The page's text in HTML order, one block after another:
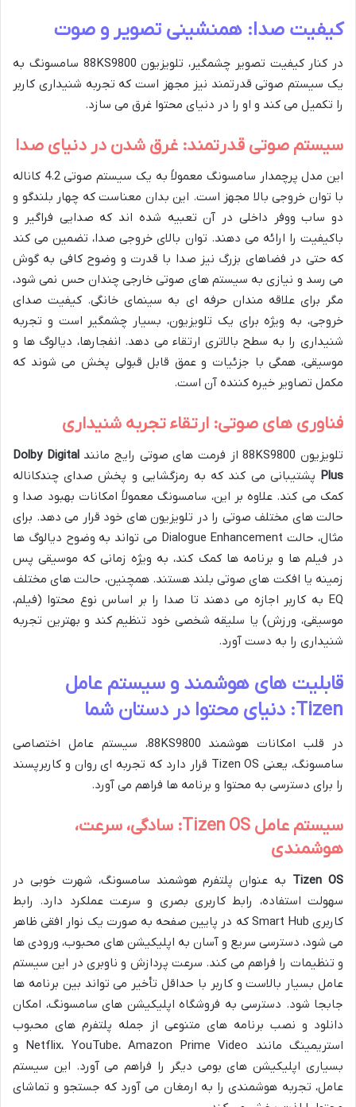
کیفیت صدا: همنشینی تصویر و صوت
در کنار کیفیت تصویر چشمگیر، تلویزیون 88KS9800 سامسونگ به
یک سیستم صوتی قدرتمند نیز مجهز است که تجربه شنیداری کاربر
را تکمیل می کند و او را در دنیای محتوا غرق می سازد.
سیستم صوتی قدرتمند: غرق شدن در دنیای صدا
این مدل پرچمدار سامسونگ معمولاً به یک سیستم صوتی 4.2 کاناله
با توان خروجی بالا مجهز است. این بدان معناست که چهار بلندگو و
دو ساب ووفر داخلی در آن تعبیه شده اند که صدایی فراگیر و
باکیفیت را ارائه می دهند. توان بالای خروجی صدا، تضمین می کند
که حتی در فضاهای بزرگ نیز صدا با قدرت و وضوح کافی به گوش
می رسد و نیازی به سیستم های صوتی خارجی چندان حس نمی شود،
مگر برای علاقه مندان حرفه ای به سینمای خانگی. کیفیت صدای
خروجی، به ویژه برای یک تلویزیون، بسیار چشمگیر است و تجربه
شنیداری را به سطح بالاتری ارتقاء می دهد. انفجارها، دیالوگ ها و
موسیقی، همگی با جزئیات و عمق قابل قبولی پخش می شوند که
مکمل تصاویر خیره کننده آن است.
فناوری های صوتی: ارتقاء تجربه شنیداری
تلویزیون 88KS9800 از فرمت های صوتی رایج مانند
Dolby Digital
Plus پشتیبانی می کند که به رمزگشایی و پخش صدای چندکاناله
کمک می کند. علاوه بر این، سامسونگ معمولاً امکانات بهبود صدا و
حالت های مختلف صوتی را در تلویزیون های خود قرار می دهد. برای
مثال، حالت Dialogue Enhancement می تواند به وضوح دیالوگ ها
در فیلم ها و برنامه ها کمک کند، به ویژه زمانی که موسیقی پس
زمینه یا افکت های صوتی بلند هستند. همچنین، حالت های مختلف
EQ به کاربر اجازه می دهند تا صدا را بر اساس نوع محتوا (فیلم،
موسیقی، ورزش) یا سلیقه شخصی خود تنظیم کند و بهترین تجربه
شنیداری را به دست آورد.
قابلیت های هوشمند و سیستم عامل
Tizen: دنیای محتوا در دستان شما
در قلب امکانات هوشمند 88KS9800، سیستم عامل اختصاصی
سامسونگ، یعنی Tizen OS قرار دارد که تجربه ای روان و کاربرپسند
را برای دسترسی به محتوا و برنامه ها فراهم می آورد.
سیستم عامل Tizen OS: سادگی، سرعت،
هوشمندی
Tizen OS به عنوان پلتفرم هوشمند سامسونگ، شهرت خوبی در
سهولت استفاده، رابط کاربری بصری و سرعت عملکرد دارد. رابط
کاربری Smart Hub که در پایین صفحه به صورت یک نوار افقی ظاهر
می شود، دسترسی سریع و آسان به اپلیکیشن های محبوب، ورودی ها
و تنظیمات را فراهم می کند. سرعت پردازش و ناوبری در این سیستم
عامل بسیار بالاست و کاربر با حداقل تأخیر می تواند بین برنامه ها
جابجا شود. دسترسی به فروشگاه اپلیکیشن های سامسونگ، امکان
دانلود و نصب برنامه های متنوعی از جمله پلتفرم های محبوب
استریمینگ مانند Netflix، YouTube، Amazon Prime Video و
بسیاری اپلیکیشن های بومی دیگر را فراهم می آورد. این سیستم
عامل، تجربه هوشمندی را به ارمغان می آورد که جستجو و تماشای